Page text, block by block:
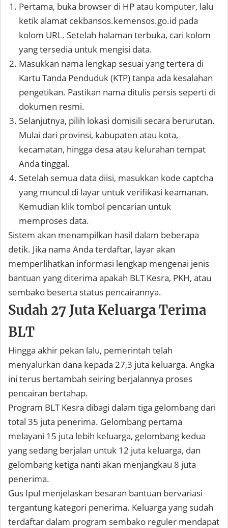
Pertama, buka browser di HP atau komputer, lalu
ketik alamat cekbansos.kemensos.go.id pada
kolom URL. Setelah halaman terbuka, cari kolom
yang tersedia untuk mengisi data.
Masukkan nama lengkap sesuai yang tertera di
Kartu Tanda Penduduk (KTP) tanpa ada kesalahan
pengetikan. Pastikan nama ditulis persis seperti di
dokumen resmi.
Selanjutnya, pilih lokasi domisili secara berurutan.
Mulai dari provinsi, kabupaten atau kota,
kecamatan, hingga desa atau kelurahan tempat
Anda tinggal.
Setelah semua data diisi, masukkan kode captcha
yang muncul di layar untuk verifikasi keamanan.
Kemudian klik tombol pencarian untuk
memproses data.
Sistem akan menampilkan hasil dalam beberapa
detik. Jika nama Anda terdaftar, layar akan
memperlihatkan informasi lengkap mengenai jenis
bantuan yang diterima apakah BLT Kesra, PKH, atau
sembako beserta status pencairannya.
Sudah 27 Juta Keluarga Terima
BLT
Hingga akhir pekan lalu, pemerintah telah
menyalurkan dana kepada 27,3 juta keluarga. Angka
ini terus bertambah seiring berjalannya proses
pencairan bertahap.
Program BLT Kesra dibagi dalam tiga gelombang dari
total 35 juta penerima. Gelombang pertama
melayani 15 juta lebih keluarga, gelombang kedua
yang sedang berjalan untuk 12 juta keluarga, dan
gelombang ketiga nanti akan menjangkau 8 juta
penerima.
Gus Ipul menjelaskan besaran bantuan bervariasi
tergantung kategori penerima. Keluarga yang sudah
terdaftar dalam program sembako reguler mendapat